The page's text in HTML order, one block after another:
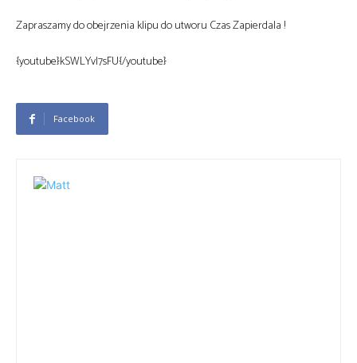
Zapraszamy do obejrzenia klipu do utworu Czas Zapierdala !
{youtube}kSWLYvl7sFU{/youtube}
Facebook